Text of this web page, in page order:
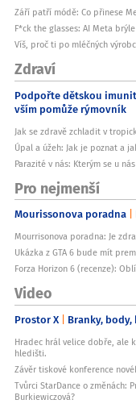
Září patří módě: Co přinese
F*ck the glasses: AI Meta
Víš, proč ti po mléčných
Zdraví
Podpořte dětskou
vším pomůže rýmovník
Jak se zdravě zchladit v
Úpal a úžeh: Jak je poznat a
Parazité v nás: Kterým se u
Pro nejmenší
Mourissonova poradna
Mourrisonova poradna: Je
Ukázka z GTA 6 bude mít
Forza Horizon 6 (recenze):
Video
Prostor X Branky,
Hradec hrál velice dobře, ale
hledišti.
Závěr tiskové konference
Tvůrci StarDance o změnách:
Burkiewiczová?